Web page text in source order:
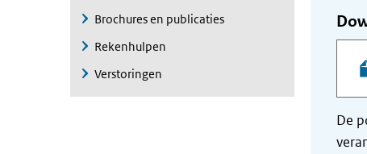
Brochures en publicaties
Rekenhulpen
Verstoringen
De